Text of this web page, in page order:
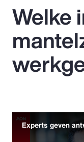
Popular Searches
Insurance
Parametrics
Welke
Experts geven